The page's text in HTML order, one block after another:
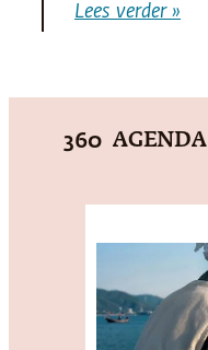
Lees verder »
360 AGENDA